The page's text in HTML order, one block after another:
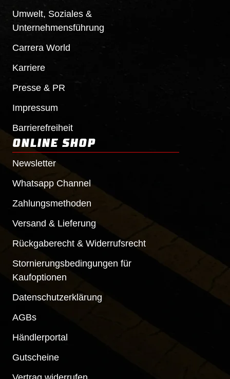
Umwelt, Soziales &
Unternehmensführung
Carrera World
Karriere
Presse & PR
Impressum
Barrierefreiheit
ONLINE SHOP
Newsletter
Whatsapp Channel
Zahlungsmethoden
Versand & Lieferung
Rückgaberecht & Widerrufsrecht
Stornierungsbedingungen für
Kaufoptionen
Datenschutzerklärung
AGBs
Händlerportal
Gutscheine